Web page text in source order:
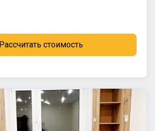
Рассчитать стоимость